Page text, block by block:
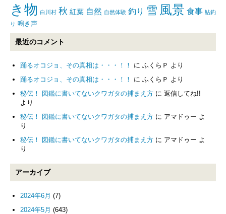
き物 白川村 秋 紅葉 自然 自然体験 釣り 雪 風景 食事 鮎釣
り 鳴き声
最近のコメント
踊るオコジョ、その真相は・・・！！ に ふくらＰ より
踊るオコジョ、その真相は・・・！！
に ふくらＰ より
秘伝！ 図鑑に書いてないクワガタの捕まえ方 に 返信してね!!
より
秘伝！ 図鑑に書いてないクワガタの捕まえ方 に アマドゥー よ
り
秘伝！ 図鑑に書いてないクワガタの捕まえ方 に アマドゥー よ
り
アーカイブ
2024年6月 (7)
2024年5月 (643)